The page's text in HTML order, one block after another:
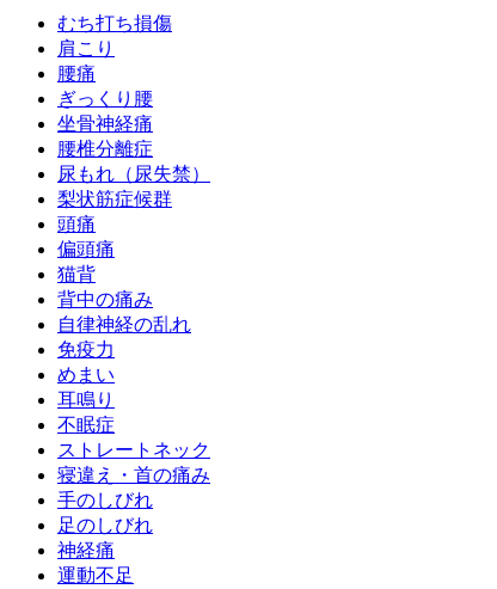
むち打ち損傷
肩こり
腰痛
ぎっくり腰
坐骨神経痛
腰椎分離症
尿もれ（尿失禁）
梨状筋症候群
頭痛
偏頭痛
猫背
背中の痛み
自律神経の乱れ
免疫力
めまい
耳鳴り
不眠症
ストレートネック
寝違え・首の痛み
手のしびれ
足のしびれ
神経痛
運動不足